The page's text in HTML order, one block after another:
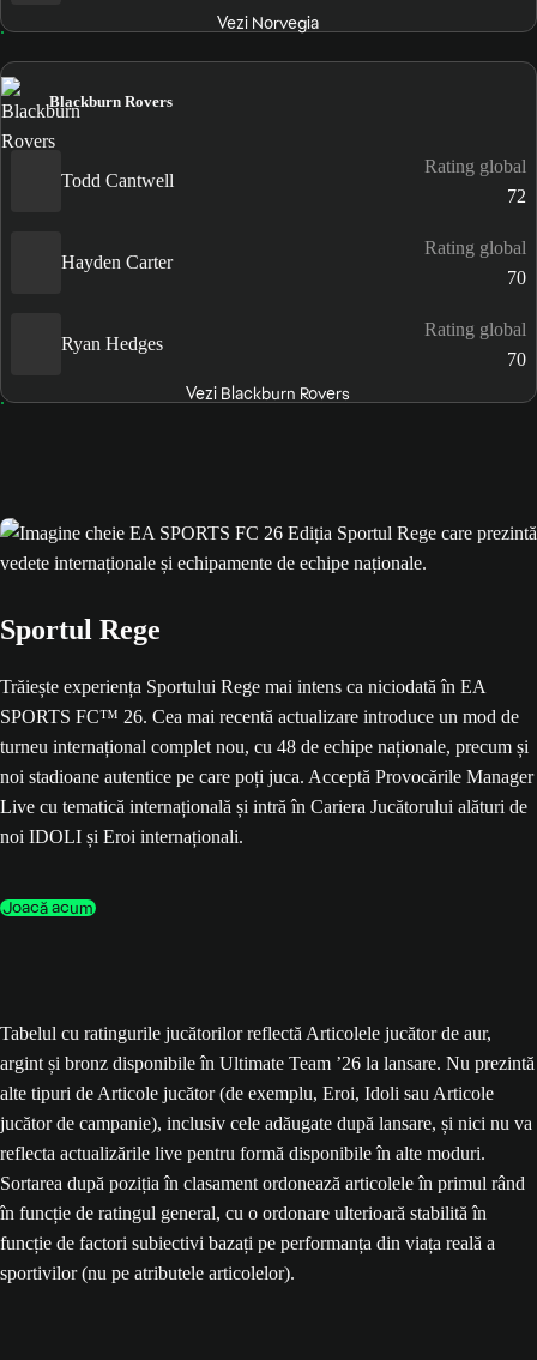
Vezi Norvegia
Blackburn Rovers
Todd Cantwell
Rating global
72
Hayden Carter
Rating global
70
Ryan Hedges
Rating global
70
Vezi Blackburn Rovers
Sportul Rege
Trăiește experiența Sportului Rege mai intens ca niciodată în EA
SPORTS FC™ 26. Cea mai recentă actualizare introduce un mod de
turneu internațional complet nou, cu 48 de echipe naționale, precum și
noi stadioane autentice pe care poți juca. Acceptă Provocările Manager
Live cu tematică internațională și intră în Cariera Jucătorului alături de
noi IDOLI și Eroi internaționali.
Joacă acum
Tabelul cu ratingurile jucătorilor reflectă Articolele jucător de aur,
argint și bronz disponibile în Ultimate Team ’26 la lansare. Nu prezintă
alte tipuri de Articole jucător (de exemplu, Eroi, Idoli sau Articole
jucător de campanie), inclusiv cele adăugate după lansare, și nici nu va
reflecta actualizările live pentru formă disponibile în alte moduri.
Sortarea după poziția în clasament ordonează articolele în primul rând
în funcție de ratingul general, cu o ordonare ulterioară stabilită în
funcție de factori subiectivi bazați pe performanța din viața reală a
sportivilor (nu pe atributele articolelor).